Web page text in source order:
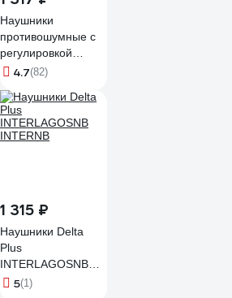
Наушники
противошумные с
регулировкой
оголовья 28 дБ Jeta
4.7(82)
1 315 ₽
Наушники Delta
Plus
INTERLAGOSNB
INTERNB
5(1)